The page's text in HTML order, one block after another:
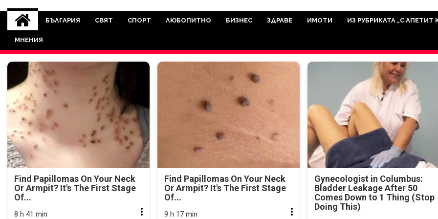
novinite-dnesbg.eu
Novinite-dnesbg.eu е медия, която има мисията да отразява всичко
Света. Новините, които се публикуват на нашия сайт са от
между медията и читателската аудитория, затова държим на
БЪЛГАРИЯ СВЯТ СПОРТ ЛЮБОПИТНО БИЗНЕС ЗДРАВЕ ИМОТИ ИЗ РУБРИКАТА „С АПЕТИТ
МНЕНИЯ
Find Papillomas On Your Neck
Or Armpit? It's The First Stage
Of...
8 h 41 min
Find Papillomas On Your Neck
Or Armpit? It's The First Stage
Of...
9 h 17 min
Gynecologist in Columbus:
Bladder Leakage After 50
Comes Down to 1 Thing (Stop
Doing This)